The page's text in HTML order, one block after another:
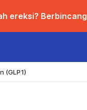
ereksi?
(GLP1)